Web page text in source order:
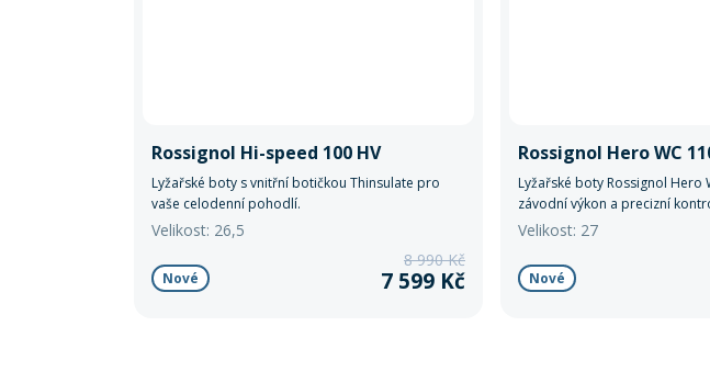
Rossignol Hi-speed 100 HV
Lyžařské boty s vnitřní botičkou Thinsulate pro
vaše celodenní pohodlí.
Velikost: 26,5
Nové
8 990 Kč
7 599 Kč
Rossignol Hero WC
Lyžařské boty Rossignol Hero
závodní výkon a precizní
lyžaře, kteří chtějí
Velikost: 27
Nové